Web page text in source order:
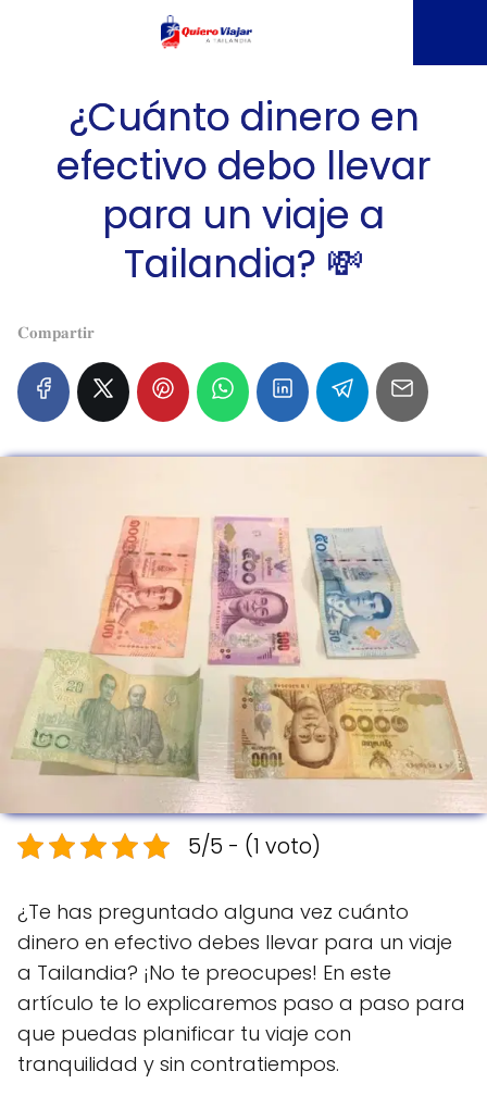
¿Cuánto dinero en
efectivo debo llevar
para un viaje a
Tailandia? 💸
𝐂𝐨𝐦𝐩𝐚𝐫𝐭𝐢𝐫
5/5 - (1 voto)
¿Te has preguntado alguna vez cuánto
dinero en efectivo debes llevar para un viaje
a Tailandia? ¡No te preocupes! En este
artículo te lo explicaremos paso a paso para
que puedas planificar tu viaje con
tranquilidad y sin contratiempos.